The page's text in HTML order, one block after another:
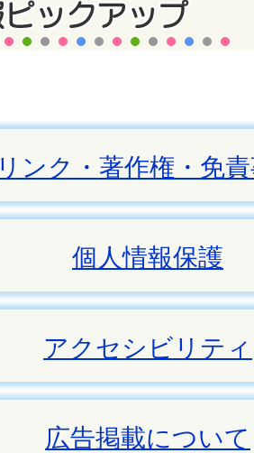
リンク・著作権・免
個人情報保護
アクセシビリティ
広告掲載について